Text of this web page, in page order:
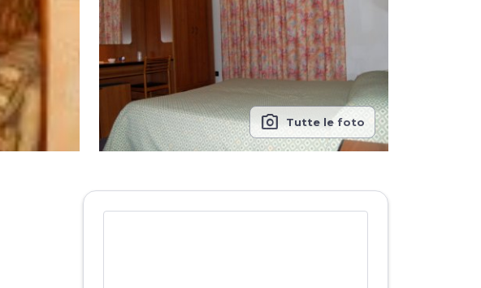
photo_camera Tutte le foto